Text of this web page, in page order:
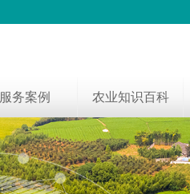
服务案例 农业知识百科